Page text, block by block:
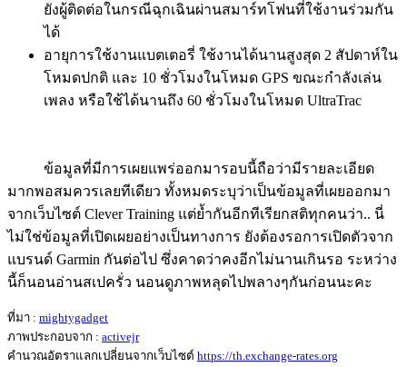
ยังผู้ติดต่อในกรณีฉุกเฉินผ่านสมาร์ทโฟนที่ใช้งานร่วมกัน
ได้
อายุการใช้งานแบตเตอรี่ ใช้งานได้นานสูงสุด 2 สัปดาห์ใน
โหมดปกติ และ 10 ชั่วโมงในโหมด GPS ขณะกำลังเล่น
เพลง หรือใช้ได้นานถึง 60 ชั่วโมงในโหมด UltraTrac
ข้อมูลที่มีการเผยแพร่ออกมารอบนี้ถือว่ามีรายละเอียด
มากพอสมควรเลยทีเดียว ทั้งหมดระบุว่าเป็นข้อมูลที่เผยออกมา
จากเว็บไซต์ Clever Training แต่ย้ำกันอีกทีเรียกสติทุกคนว่า.. นี่
ไม่ใช่ข้อมูลที่เปิดเผยอย่างเป็นทางการ ยังต้องรอการเปิดตัวจาก
แบรนด์ Garmin กันต่อไป ซึ่งคาดว่าคงอีกไม่นานเกินรอ ระหว่าง
นี้ก็นอนอ่านสเปครั่ว นอนดูภาพหลุดไปพลางๆกันก่อนนะคะ
ที่มา : mightygadget
ภาพประกอบจาก : activejr
คำนวณอัตราแลกเปลี่ยนจากเว็บไซต์ https://th.exchange-rates.org